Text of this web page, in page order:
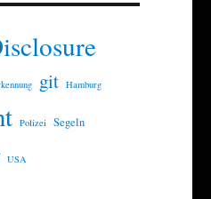
git Hamburg
Polizei Segeln
USA